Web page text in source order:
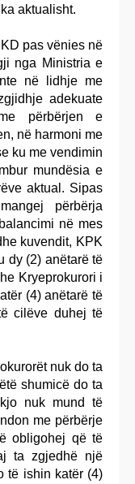
aktualisht.
pas vënies në
nga Ministria e
në lidhje me
adekuate
përbërjen e
në harmoni me
ku me vendimin
mundësia e
aktual. Sipas
përbërja
në mes
kuvendit, KPK
dy (2) anëtarë të
Kryeprokurori i
(4) anëtarë të
cilëve duhej të
nuk do ta
shumicë do ta
nuk mund të
me përbërje
obligohej që të
ta zgjedhë një
të ishin katër (4)